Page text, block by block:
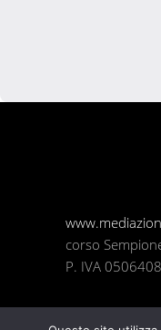
corso
P. IVA